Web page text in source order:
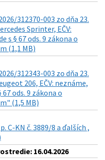
312370-003 zo dňa 23.
Sprinter, EČV:
s § 67 ods. 9 zákona o
(1,1 MB)
312343-003 zo dňa 23.
206, EČV: neznáme,
ods. 9 zákona o
(1,5 MB)
C-KN č. 3889/8 a ďalších ,
16.04.2026